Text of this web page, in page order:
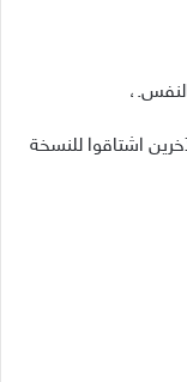
اشتاقوا للنسخة